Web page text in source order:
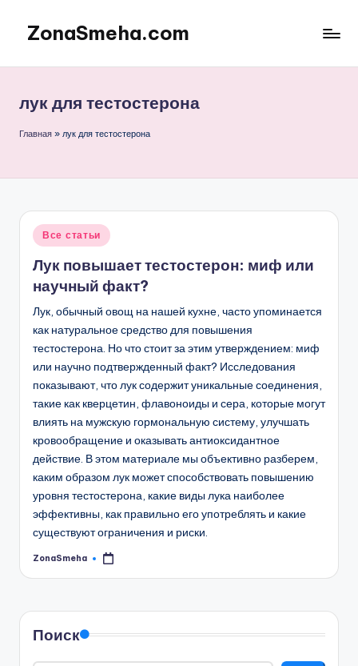
Перейти
содержимому
ZonaSmeha.com
питание
лук для тестостерона
Главная » лук для тестостерона
Опубликовано
Все статьи
Лук повышает тестостерон: миф или
научный факт?
Лук, обычный овощ на нашей кухне, часто упоминается
как натуральное средство для повышения
тестостерона. Но что стоит за этим утверждением: миф
или научно подтвержденный факт? Исследования
показывают, что лук содержит уникальные соединения,
такие как кверцетин, флавоноиды и сера, которые могут
влиять на мужскую гормональную систему, улучшать
кровообращение и оказывать антиоксидантное
действие. В этом материале мы объективно разберем,
каким образом лук может способствовать повышению
уровня тестостерона, какие виды лука наиболее
эффективны, как правильно его употреблять и какие
существуют ограничения и риски.
Запись
ZonaSmeha
Поиск